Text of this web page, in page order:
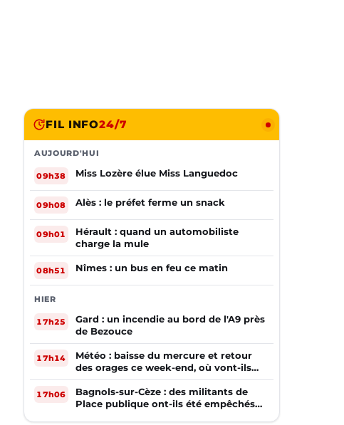
FIL INFO24/7
AUJOURD'HUI
09h38 Miss Lozère élue Miss Languedoc
09h08 Alès : le préfet ferme un snack
09h01
Hérault : quand un automobiliste
charge la mule
08h51 Nîmes : un bus en feu ce matin
HIER
17h25
Gard : un incendie au bord de l'A9 près
de Bezouce
17h14
Météo : baisse du mercure et retour
des orages ce week-end, où vont-ils
frapper ?
17h06
Bagnols-sur-Cèze : des militants de
Place publique ont-ils été empêchés